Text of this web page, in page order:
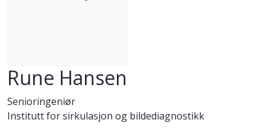
Rune Hansen
Senioringeniør
Institutt for sirkulasjon og bildediagnostikk